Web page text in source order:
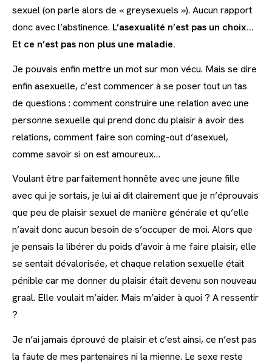
sexuel (on parle alors de « greysexuels »). Aucun rapport
donc avec l’abstinence. L’asexualité n’est pas un choix…
Et ce n’est pas non plus une maladie.
Je pouvais enfin mettre un mot sur mon vécu. Mais se dire
enfin asexuelle, c’est commencer à se poser tout un tas
de questions : comment construire une relation avec une
personne sexuelle qui prend donc du plaisir à avoir des
relations, comment faire son coming-out d’asexuel,
comme savoir si on est amoureux…
Voulant être parfaitement honnête avec une jeune fille
avec qui je sortais, je lui ai dit clairement que je n’éprouvais
que peu de plaisir sexuel de manière générale et qu’elle
n’avait donc aucun besoin de s’occuper de moi. Alors que
je pensais la libérer du poids d’avoir à me faire plaisir, elle
se sentait dévalorisée, et chaque relation sexuelle était
pénible car me donner du plaisir était devenu son nouveau
graal. Elle voulait m’aider. Mais m’aider à quoi ? A ressentir
?
Je n’ai jamais éprouvé de plaisir et c’est ainsi, ce n’est pas
la faute de mes partenaires ni la mienne. Le sexe reste